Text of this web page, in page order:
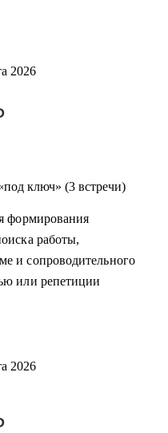
предложений, выйти
резюме, чтобы
и сильного
(смена профессии,
из декрета, возраст 45+ и
производство
ВЭД;
2026
ключ» (3 встречи)
формирования
работы,
и сопроводительного
или репетиции
2026